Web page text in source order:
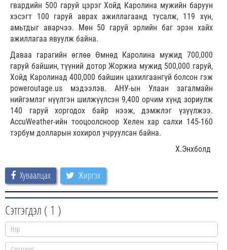
гвардийн 500 гаруй цэрэг Хойд Каролина мужийн баруун
хэсэгт 100 гаруй аврах ажиллагаанд тусалж, 119 хүн,
амьтдыг аварчээ. Мөн 50 гаруй эрлийн баг эрэн хайх
ажиллагаа явуулж байна.
Даваа гарагийн өглөө Өмнөд Каролина мужид 700,000
гаруй байшин, түүний дотор Жоржиа мужид 500,000 гаруй,
Хойд Каролинад 400,000 байшин цахилгаангүй болсон гэж
poweroutage.us мэдээлэв. АНУ-ын Улаан загалмайн
нийгэмлэг нүүлгэн шилжүүлсэн 9,400 орчим хүнд зориулж
140 гаруй хоргодох байр нээж, дэмжлэг үзүүлжээ.
AccuWeather-ийн тооцоолсноор Хелен хар салхи 145-160
тэрбум долларын хохирол учруулсан байна.
Х.Энхболд
Хуваалцах Жиргэх
Сэтгэгдэл ( 1 )